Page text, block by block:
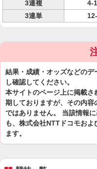
3連複
4-
3連単
結果・成績・オッズなどの
し確認してください。
本サイトのページ上に掲載
期しておりますが、その内
ではありません。 当該情報
も、株式会社NTTドコモお
ます。